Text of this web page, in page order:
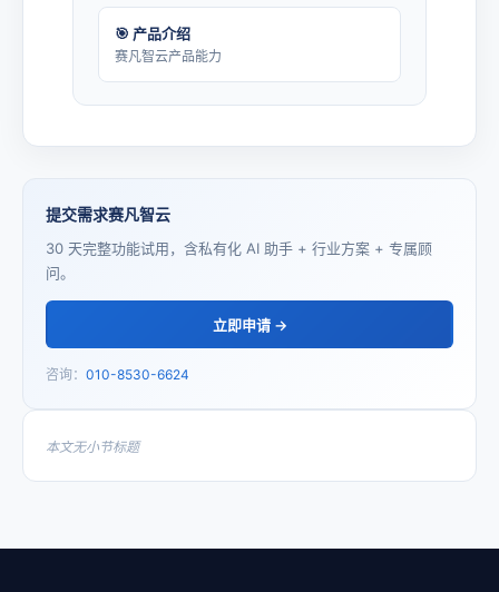
🎯 产品介绍
赛凡智云产品能力
提交需求赛凡智云
30 天完整功能试用，含私有化 AI 助手 + 行业方案 + 专属顾
问。
立即申请 →
咨询： 010-8530-6624
本文无小节标题